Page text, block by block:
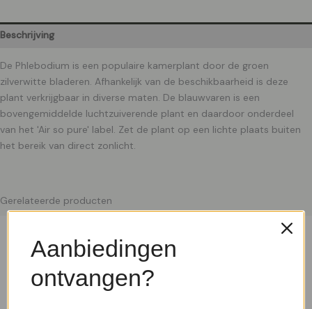
Beschrijving
De Phlebodium is een populaire kamerplant door de groen
zilverwitte bladeren. Afhankelijk van de beschikbaarheid is deze
plant verkrijgbaar in diverse maten. De blauwvaren is een
bovengemiddelde luchtzuiverende plant en daardoor onderdeel
van het 'Air so pure' label. Zet de plant op een lichte plaats buiten
het bereik van direct zonlicht.
Gerelateerde producten
Aanbiedingen
ontvangen?